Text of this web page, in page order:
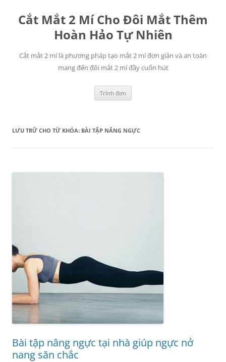
nội
dung
Cắt Mắt 2 Mí Cho Đôi Mắt Thêm
Hoàn Hảo Tự Nhiên
Cắt mắt 2 mí là phương pháp tạo mắt 2 mí đơn giản và an toàn
mang đến đôi mắt 2 mí đầy cuốn hút
Trình đơn
LƯU TRỮ CHO TỪ KHÓA: BÀI TẬP NÂNG NGỰC
Bài tập nâng ngực tại nhà giúp ngực nở
nang săn chắc